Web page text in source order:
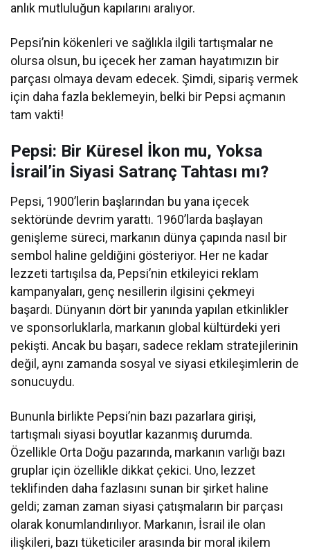
anlık mutluluğun kapılarını aralıyor.
Pepsi’nin kökenleri ve sağlıkla ilgili tartışmalar ne
olursa olsun, bu içecek her zaman hayatımızın bir
parçası olmaya devam edecek. Şimdi, sipariş vermek
için daha fazla beklemeyin, belki bir Pepsi açmanın
tam vakti!
Pepsi: Bir Küresel İkon mu, Yoksa
İsrail’in Siyasi Satranç Tahtası mı?
Pepsi, 1900’lerin başlarından bu yana içecek
sektöründe devrim yarattı. 1960’larda başlayan
genişleme süreci, markanın dünya çapında nasıl bir
sembol haline geldiğini gösteriyor. Her ne kadar
lezzeti tartışılsa da, Pepsi’nin etkileyici reklam
kampanyaları, genç nesillerin ilgisini çekmeyi
başardı. Dünyanın dört bir yanında yapılan etkinlikler
ve sponsorluklarla, markanın global kültürdeki yeri
pekişti. Ancak bu başarı, sadece reklam stratejilerinin
değil, aynı zamanda sosyal ve siyasi etkileşimlerin de
sonucuydu.
Bununla birlikte Pepsi’nin bazı pazarlara girişi,
tartışmalı siyasi boyutlar kazanmış durumda.
Özellikle Orta Doğu pazarında, markanın varlığı bazı
gruplar için özellikle dikkat çekici. Uno, lezzet
teklifinden daha fazlasını sunan bir şirket haline
geldi; zaman zaman siyasi çatışmaların bir parçası
olarak konumlandırılıyor. Markanın, İsrail ile olan
ilişkileri, bazı tüketiciler arasında bir moral ikilem